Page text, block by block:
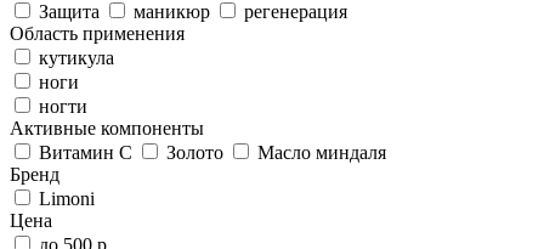
Защита
маникюр
регенерация
Область применения
кутикула
ноги
ногти
Активные компоненты
Витамин С
Золото
Масло миндаля
Бренд
Limoni
Цена